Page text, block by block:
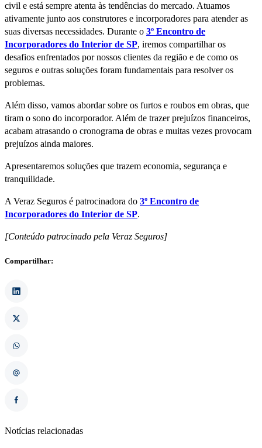
civil e está sempre atenta às tendências do mercado. Atuamos
ativamente junto aos construtores e incorporadores para atender as
suas diversas necessidades. Durante o 3º Encontro de
Incorporadores do Interior de SP, iremos compartilhar os
desafios enfrentados por nossos clientes da região e de como os
seguros e outras soluções foram fundamentais para resolver os
problemas.
Além disso, vamos abordar sobre os furtos e roubos em obras, que
tiram o sono do incorporador. Além de trazer prejuízos financeiros,
acabam atrasando o cronograma de obras e muitas vezes provocam
prejuízos ainda maiores.
Apresentaremos soluções que trazem economia, segurança e
tranquilidade.
A Veraz Seguros é patrocinadora do 3º Encontro de
Incorporadores do Interior de SP.
[Conteúdo patrocinado pela Veraz Seguros]
Compartilhar:
Notícias relacionadas